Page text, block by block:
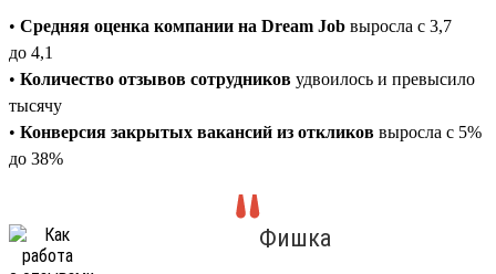
• Средняя оценка компании на Dream Job выросла с 3,7
до 4,1
• Количество отзывов сотрудников удвоилось и превысило
тысячу
• Конверсия закрытых вакансий из откликов выросла с 5%
до 38%
Фишка